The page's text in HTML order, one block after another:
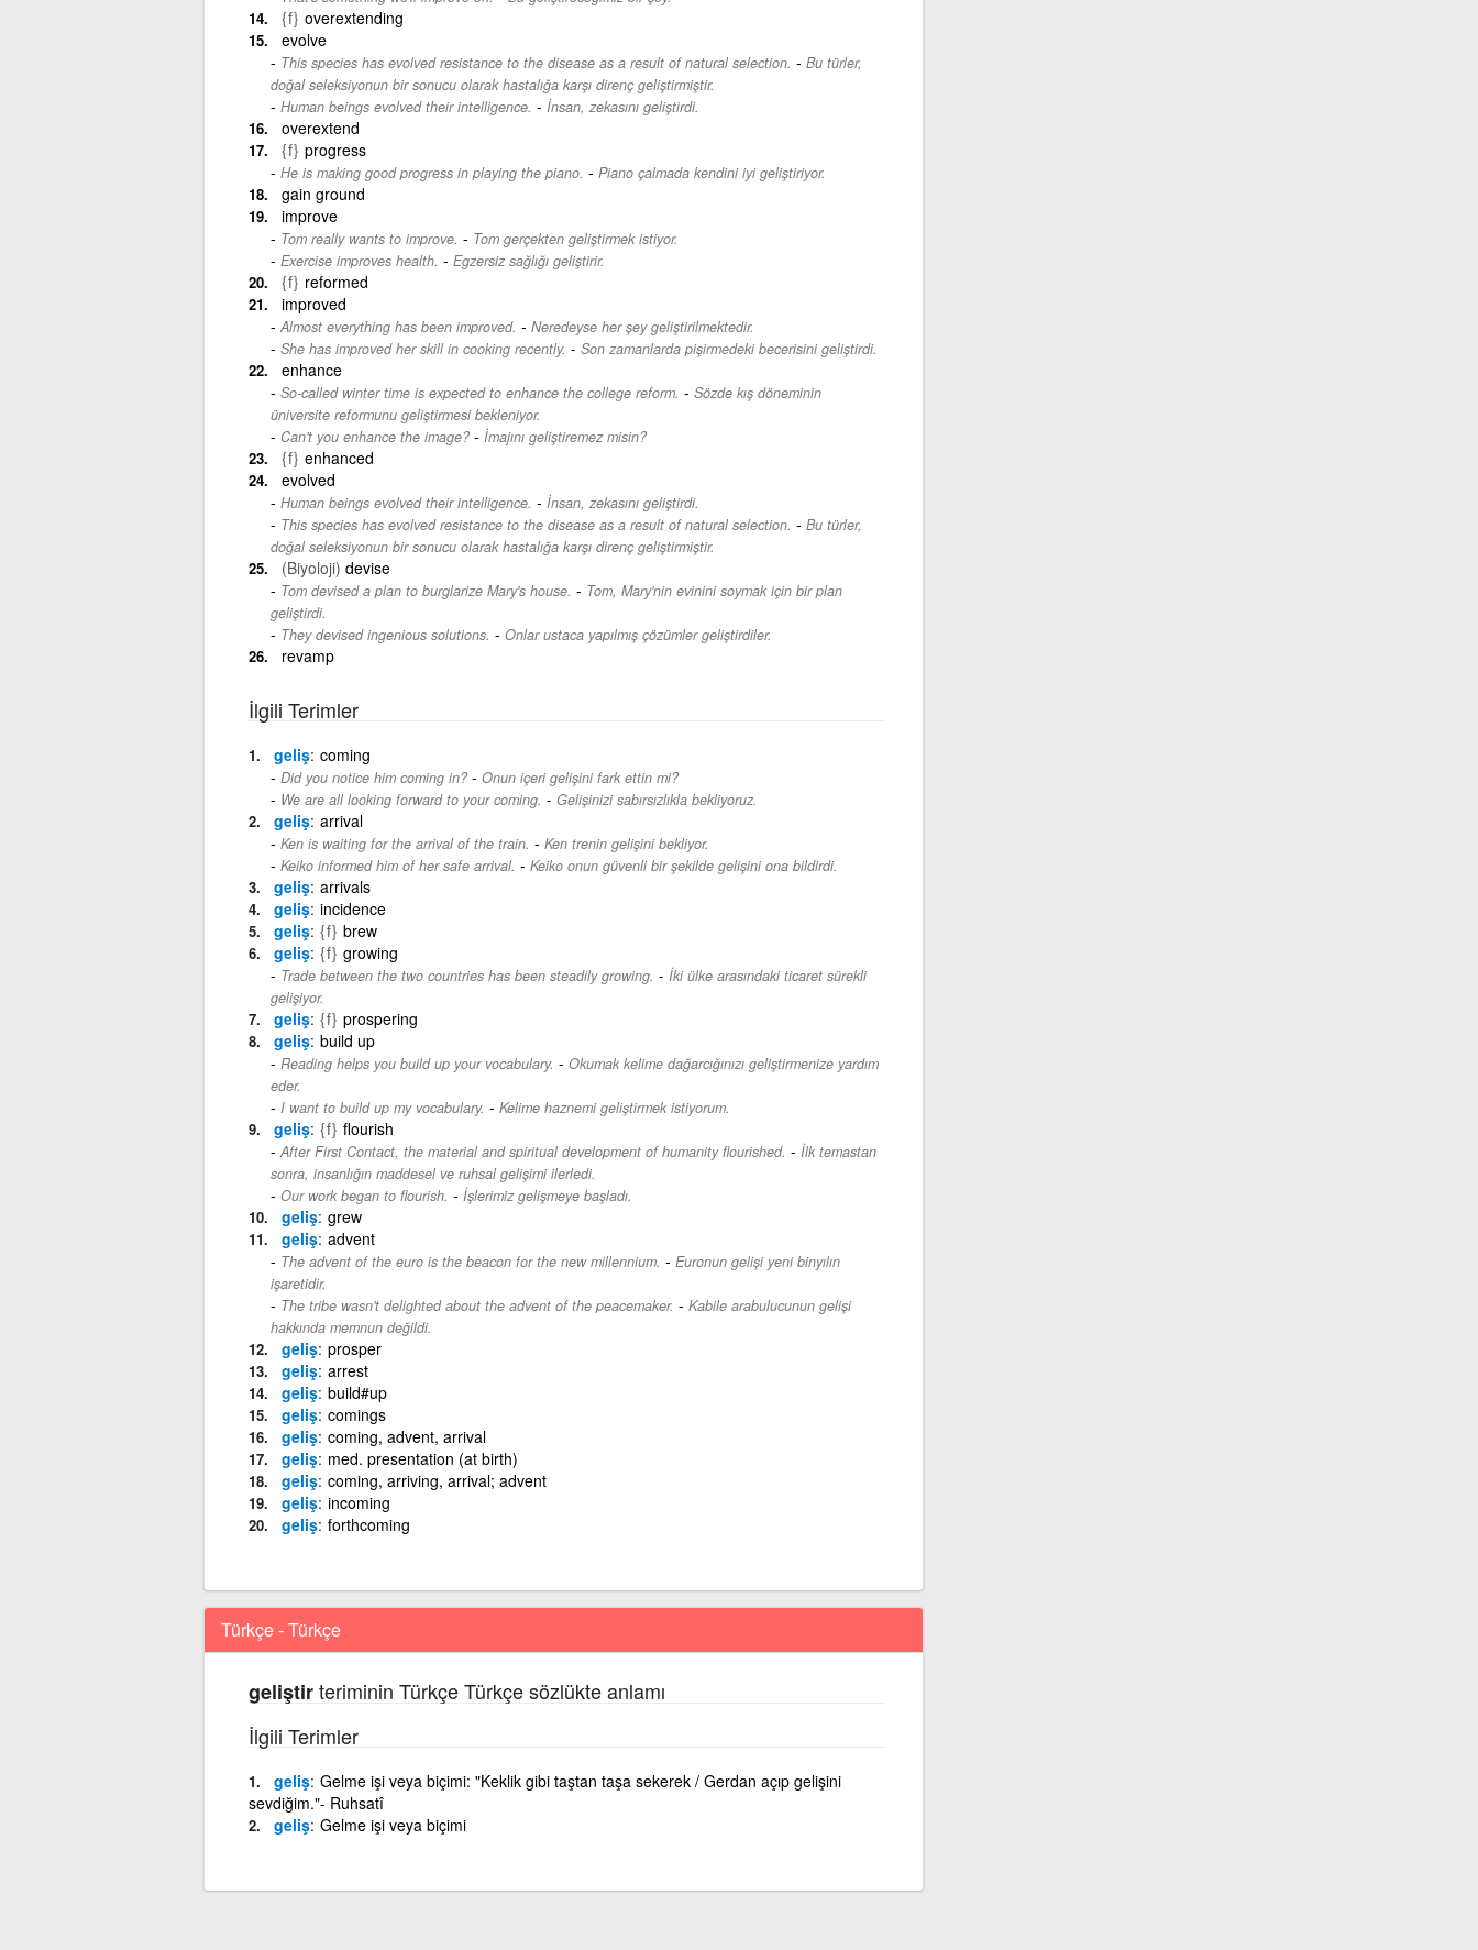
{f} overextending
evolve
This species has evolved resistance to the disease as a result of natural selection. - Bu türler,
doğal seleksiyonun bir sonucu olarak hastalığa karşı direnç geliştirmiştir.
Human beings evolved their intelligence. - İnsan, zekasını geliştirdi.
overextend
{f} progress
He is making good progress in playing the piano. - Piano çalmada kendini iyi geliştiriyor.
gain ground
improve
Tom really wants to improve. - Tom gerçekten geliştirmek istiyor.
Exercise improves health. - Egzersiz sağlığı geliştirir.
{f} reformed
improved
Almost everything has been improved. - Neredeyse her şey geliştirilmektedir.
She has improved her skill in cooking recently. - Son zamanlarda pişirmedeki becerisini geliştirdi.
enhance
So-called winter time is expected to enhance the college reform. - Sözde kış döneminin
üniversite reformunu geliştirmesi bekleniyor.
Can't you enhance the image?- İmajını geliştiremez misin?
{f} enhanced
evolved
Human beings evolved their intelligence. - İnsan, zekasını geliştirdi.
This species has evolved resistance to the disease as a result of natural selection. - Bu türler,
doğal seleksiyonun bir sonucu olarak hastalığa karşı direnç geliştirmiştir.
(Biyoloji) devise
Tom devised a plan to burglarize Mary's house. - Tom, Mary'nin evinini soymak için bir plan
geliştirdi.
They devised ingenious solutions. - Onlar ustaca yapılmış çözümler geliştirdiler.
revamp
İlgili Terimler
geliş coming
Did you notice him coming in?- Onun içeri gelişini fark ettin mi?
We are all looking forward to your coming. - Gelişinizi sabırsızlıkla bekliyoruz.
geliş arrival
Ken is waiting for the arrival of the train. - Ken trenin gelişini bekliyor.
Keiko informed him of her safe arrival. - Keiko onun güvenli bir şekilde gelişini ona bildirdi.
geliş arrivals
geliş incidence
geliş {f} brew
geliş {f} growing
Trade between the two countries has been steadily growing. - İki ülke arasındaki ticaret sürekli
gelişiyor.
geliş {f} prospering
geliş build up
Reading helps you build up your vocabulary. - Okumak kelime dağarcığınızı geliştirmenize yardım
eder.
I want to build up my vocabulary. - Kelime haznemi geliştirmek istiyorum.
geliş {f} flourish
After First Contact, the material and spiritual development of humanity flourished. - İlk temastan
sonra, insanlığın maddesel ve ruhsal gelişimi ilerledi.
Our work began to flourish. - İşlerimiz gelişmeye başladı.
geliş grew
geliş advent
The advent of the euro is the beacon for the new millennium. - Euronun gelişi yeni binyılın
işaretidir.
The tribe wasn't delighted about the advent of the peacemaker. - Kabile arabulucunun gelişi
hakkında memnun değildi.
geliş prosper
geliş arrest
geliş build#up
geliş comings
geliş coming, advent, arrival
geliş med. presentation (at birth)
geliş coming, arriving, arrival; advent
geliş incoming
geliş forthcoming
Türkçe - Türkçe
geliştirteriminin Türkçe Türkçe sözlükte anlamı
İlgili Terimler
geliş Gelme işi veya biçimi: "Keklik gibi taştan taşa sekerek / Gerdan açıp gelişini
sevdiğim."- Ruhsatî
geliş Gelme işi veya biçimi